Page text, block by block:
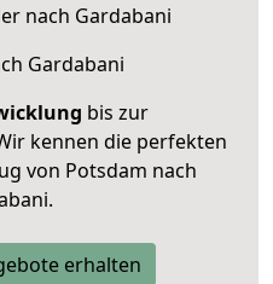
nach Gardabani
Gardabani
bis zur
kennen die perfekten
von Potsdam nach
erhalten